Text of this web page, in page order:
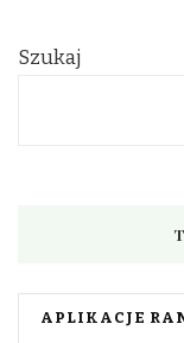
Szukaj
APLIKACJE